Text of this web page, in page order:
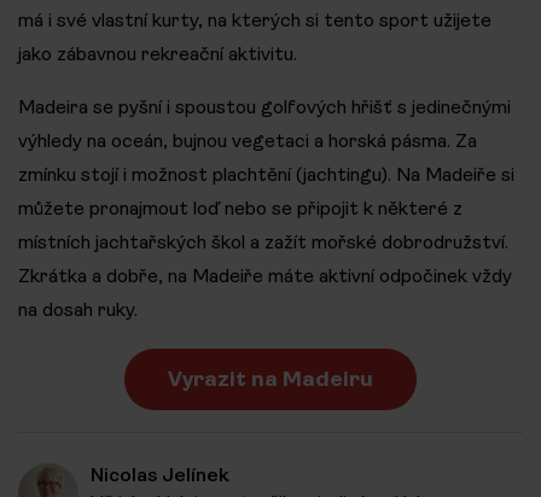
má i své vlastní kurty, na kterých si tento sport užijete
jako zábavnou rekreační aktivitu.
Madeira se pyšní i spoustou golfových hřišť s jedinečnými
výhledy na oceán, bujnou vegetaci a horská pásma. Za
zmínku stojí i možnost plachtění (jachtingu). Na Madeiře si
můžete pronajmout loď nebo se připojit k některé z
místních jachtařských škol a zažít mořské dobrodružství.
Zkrátka a dobře, na Madeiře máte aktivní odpočinek vždy
na dosah ruky.
Vyrazit na Madeiru
Nicolas Jelínek